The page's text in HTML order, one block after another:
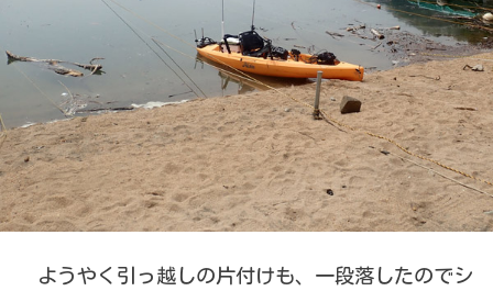
ようやく引っ越しの片付けも、一段落したのでシ